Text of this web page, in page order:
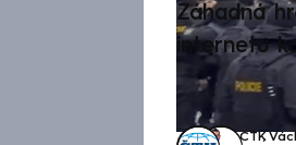
Záhadná
internetu
ČTK,